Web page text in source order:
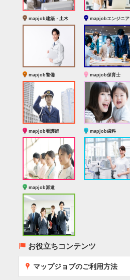
mapjob建築・土木 mapjobエンジニア
mapjob警備 mapjob保育士
mapjob看護師 mapjob歯科
mapjob派遣
( お役立ちコンテンツ
x マップジョブのご利用方法